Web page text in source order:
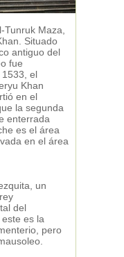
Maza,
Situado
antiguo del
fue
el
Khan
en el
la segunda
enterrada
es el área
en el área
un
del
es la
pero